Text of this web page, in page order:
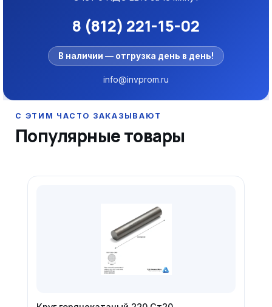
8 (812) 221-15-02
В наличии — отгрузка день в день!
info@invprom.ru
Популярные товары